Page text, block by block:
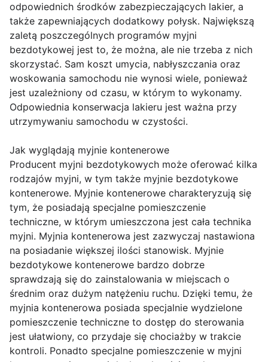
odpowiednich środków zabezpieczających lakier, a
także zapewniających dodatkowy połysk. Największą
zaletą poszczególnych programów myjni
bezdotykowej jest to, że można, ale nie trzeba z nich
skorzystać. Sam koszt umycia, nabłyszczania oraz
woskowania samochodu nie wynosi wiele, ponieważ
jest uzależniony od czasu, w którym to wykonamy.
Odpowiednia konserwacja lakieru jest ważna przy
utrzymywaniu samochodu w czystości.
Jak wyglądają myjnie kontenerowe
Producent myjni bezdotykowych może oferować kilka
rodzajów myjni, w tym także myjnie bezdotykowe
kontenerowe. Myjnie kontenerowe charakteryzują się
tym, że posiadają specjalne pomieszczenie
techniczne, w którym umieszczona jest cała technika
myjni. Myjnia kontenerowa jest zazwyczaj nastawiona
na posiadanie większej ilości stanowisk. Myjnie
bezdotykowe kontenerowe bardzo dobrze
sprawdzają się do zainstalowania w miejscach o
średnim oraz dużym natężeniu ruchu. Dzięki temu, że
myjnia kontenerowa posiada specjalnie wydzielone
pomieszczenie techniczne to dostęp do sterowania
jest ułatwiony, co przydaje się chociażby w trakcie
kontroli. Ponadto specjalne pomieszczenie w myjni